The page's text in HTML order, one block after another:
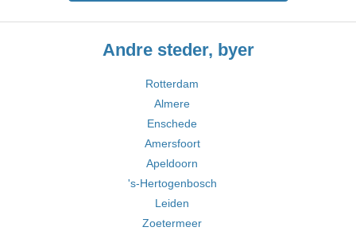
Andre steder, byer
Rotterdam
Almere
Enschede
Amersfoort
Apeldoorn
's-Hertogenbosch
Leiden
Zoetermeer